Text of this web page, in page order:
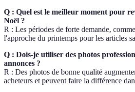
Q : Quel est le meilleur moment pour
Noël ?
R : Les périodes de forte demande,
l'approche du printemps pour les articles
Q : Dois-je utiliser des photos
annonces ?
R : Des photos de bonne qualité
acheteurs et peuvent faire la différence